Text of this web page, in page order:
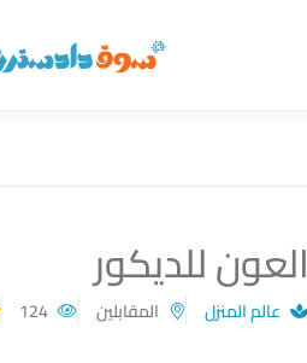
سوق دادسترز الرئيسية
العون للديكور
عالم المنزل المقابلين